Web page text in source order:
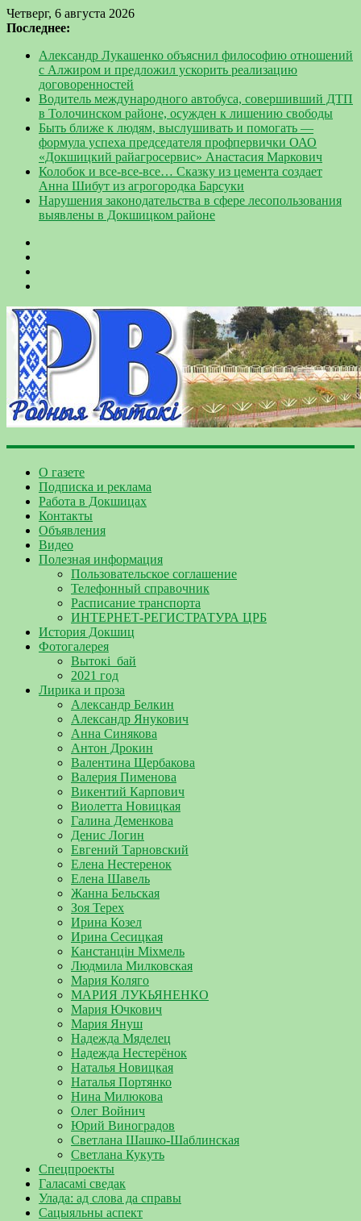
Четверг, 6 августа 2026
Последнее:
Александр Лукашенко объяснил философию отношений
с Алжиром и предложил ускорить реализацию
договоренностей
Водитель международного автобуса, совершивший ДТП
в Толочинском районе, осужден к лишению свободы
Быть ближе к людям, выслушивать и помогать —
формула успеха председателя профпервички ОАО
«Докшицкий райагросервис» Анастасия Маркович
Колобок и все-все-все… Сказку из цемента создает
Анна Шибут из агрогородка Барсуки
Нарушения законодательства в сфере лесопользования
выявлены в Докшицком районе
О газете
Подписка и реклама
Работа в Докшицах
Контакты
Объявления
Видео
Полезная информация
Пользовательское соглашение
Телефонный справочник
Расписание транспорта
ИНТЕРНЕТ-РЕГИСТРАТУРА ЦРБ
История Докшиц
Фотогалерея
Вытокі_бай
2021 год
Лирика и проза
Александр Белкин
Александр Янукович
Анна Синякова
Антон Дрокин
Валентина Щербакова
Валерия Пименова
Викентий Карпович
Виолетта Новицкая
Галина Деменкова
Денис Логин
Евгений Тарновский
Елена Нестеренок
Елена Шавель
Жанна Бельская
Зоя Терех
Ирина Козел
Ирина Сесицкая
Канстанцін Міхмель
Людмила Милковская
Мария Коляго
МАРИЯ ЛУКЬЯНЕНКО
Мария Ючкович
Мария Януш
Надежда Мяделец
Надежда Нестерёнок
Наталья Новицкая
Наталья Портянко
Нина Милюкова
Олег Войнич
Юрий Виноградов
Светлана Шашко-Шаблинская
Светлана Кукуть
Спецпроекты
Галасамі сведак
Улада: ад слова да справы
Сацыяльны аспект